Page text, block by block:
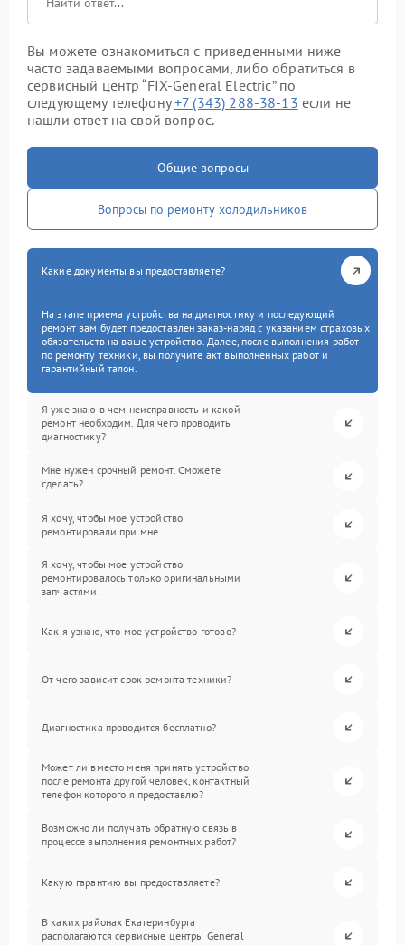
Вы можете ознакомиться с приведенными ниже
часто задаваемыми вопросами, либо обратиться в
сервисный центр “FIX-General Electric” по
следующему телефону+7 (343) 288-38-13 если не
нашли ответ на свой вопрос.
Общие вопросы
Вопросы по ремонту холодильников
Какие документы вы предоставляете?
На этапе приема устройства на диагностику и последующий
ремонт вам будет предоставлен заказ-наряд с указанием страховых
обязательств на ваше устройство. Далее, после выполнения работ
по ремонту техники, вы получите акт выполненных работ и
гарантийный талон.
Я уже знаю в чем неисправность и какой
ремонт необходим. Для чего проводить
диагностику?
Мне нужен срочный ремонт. Сможете
сделать?
Я хочу, чтобы мое устройство
ремонтировали при мне.
Я хочу, чтобы мое устройство
ремонтировалось только оригинальными
запчастями.
Как я узнаю, что мое устройство готово?
От чего зависит срок ремонта техники?
Диагностика проводится бесплатно?
Может ли вместо меня принять устройство
после ремонта другой человек, контактный
телефон которого я предоставлю?
Возможно ли получать обратную связь в
процессе выполнения ремонтных работ?
Какую гарантию вы предоставляете?
В каких районах Екатеринбурга
располагаются сервисные центры General